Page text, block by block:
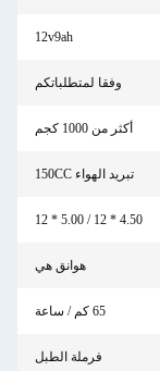
12v9ah
وفقا لمتطلباتكم
أكثر من 1000 كجم
تبريد الهواء 150CC
4.50 * 12 / 5.00 * 12
هوانق هي
65 كم / ساعة
فرملة الطبل